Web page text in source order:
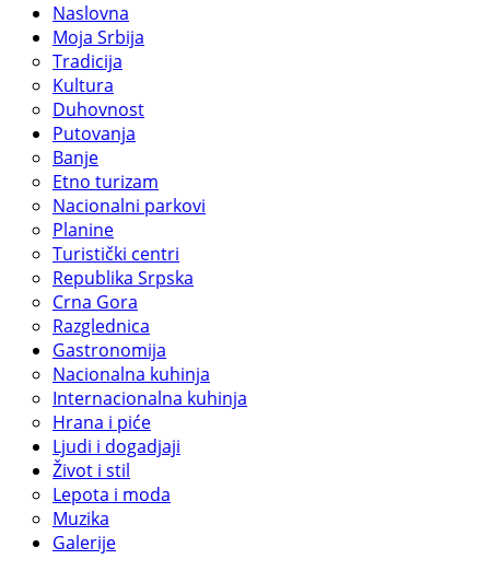
Naslovna
Moja Srbija
Tradicija
Kultura
Duhovnost
Putovanja
Banje
Etno turizam
Nacionalni parkovi
Planine
Turistički centri
Republika Srpska
Crna Gora
Razglednica
Gastronomija
Nacionalna kuhinja
Internacionalna kuhinja
Hrana i piće
Ljudi i dogadjaji
Život i stil
Lepota i moda
Muzika
Galerije